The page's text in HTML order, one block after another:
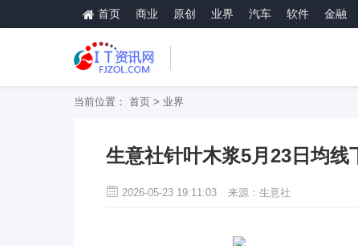
首页 商业 原创 业界 汽车 软件 金融
当前位置： 首页 > 业界
生意社针叶木浆5月23日均
2026-05-23 19:11:03 来源：生意社